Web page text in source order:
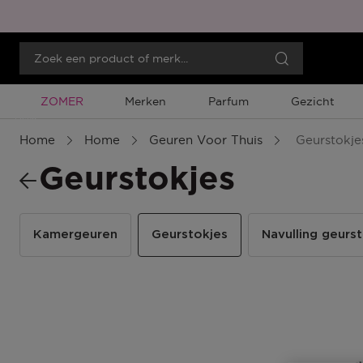
Tijdelijke Promotie
ZOMER Merken Parfum Gezicht
Home Home Geuren Voor Thuis
Geurstokjes
Kamergeuren Geurstokjes Navulling